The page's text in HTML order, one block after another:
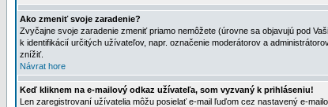
Ako zmeniť svoje zaradenie?
Zvyčajne svoje zaradenie zmeniť priamo nemôžete (úrovne sa objavujú pod
k identifikácií určitých užívateľov, napr. označenie moderátorov a
znížiť.
Návrat hore
Keď kliknem na e-mailový odkaz užívateľa, som vyzvaný k prihláseniu!
Len zaregistrovaní užívatelia môžu posielať e-mail ľuďom cez nastavený e-